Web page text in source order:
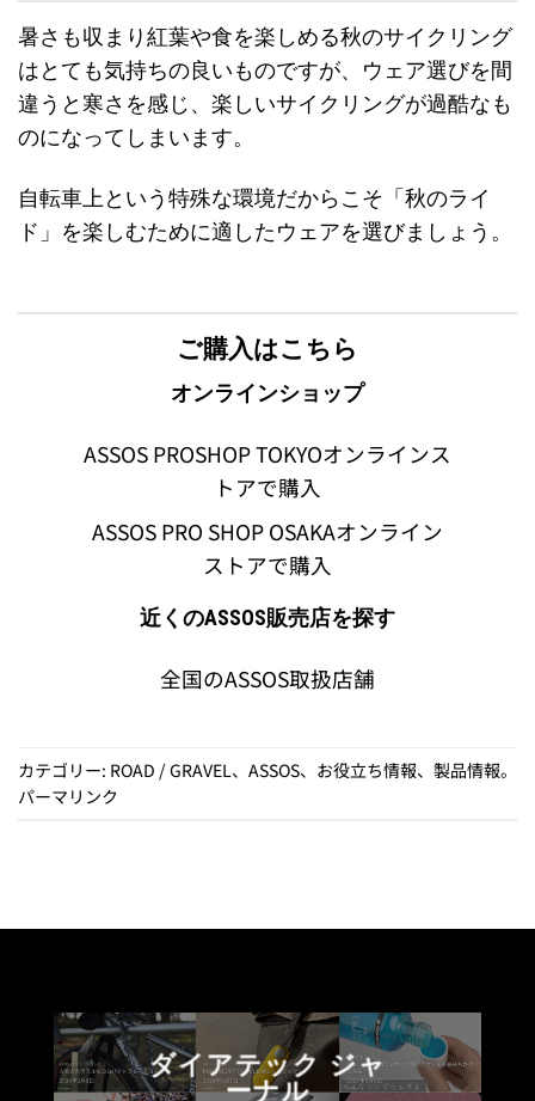
暑さも収まり紅葉や食を楽しめる秋のサイクリング
はとても気持ちの良いものですが、ウェア選びを間
違うと寒さを感じ、楽しいサイクリングが過酷なも
のになってしまいます。
自転車上という特殊な環境だからこそ「秋のライ
ド」を楽しむために適したウェアを選びましょう。
ご購入はこちら
オンラインショップ
ASSOS PROSHOP TOKYOオンラインス
トアで購入
ASSOS PRO SHOP OSAKAオンライン
ストアで購入
近くのASSOS販売店を探す
全国のASSOS取扱店舗
カテゴリー: ROAD / GRAVEL、 ASSOS、 お役立ち情報、 製品情報。
パーマリンク
ダイアテック ジャ
ーナル